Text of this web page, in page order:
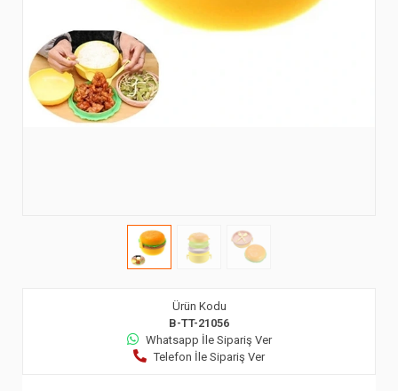
Ürün Kodu
B-TT-21056
Whatsapp İle Sipariş Ver
Telefon İle Sipariş Ver